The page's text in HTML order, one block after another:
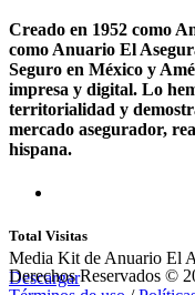
Creado en 1952 como
como Anuario El
Seguro en México y
impresa y digital. Lo
territorialidad y
mercado asegurador,
hispana.
Total Visitas
Media Kit de Anuario El
Descargar
Derechos Reservados ©